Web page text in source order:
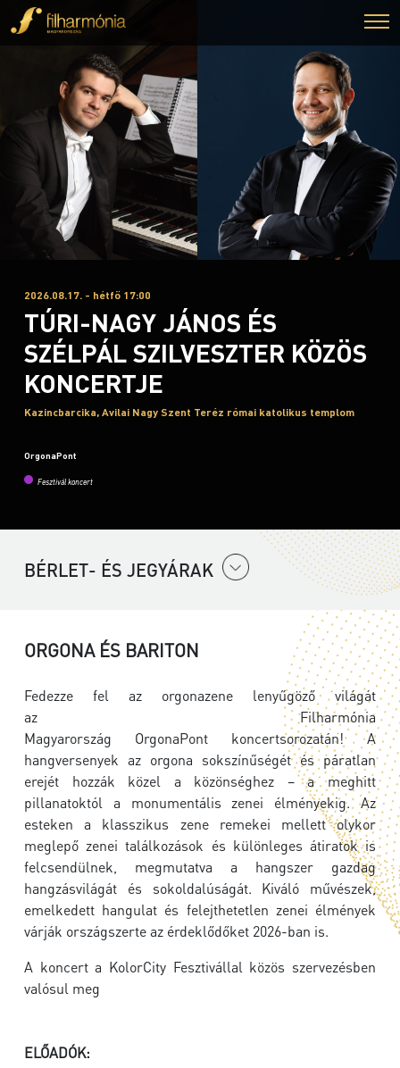
2026.08.17. - hétfő 17:00
TÚRI-NAGY JÁNOS ÉS
SZÉLPÁL SZILVESZTER KÖZÖS
KONCERTJE
Kazincbarcika, Avilai Nagy Szent Teréz római katolikus templom
OrgonaPont
Fesztivál koncert
BÉRLET- ÉS JEGYÁRAK
ORGONA ÉS BARITON
Fedezze fel az orgonazene lenyűgöző világát
azFilharmónia
Magyarország OrgonaPont koncertsorozatán! A
hangversenyek az orgona sokszínűségét és páratlan
erejét hozzák közel a közönséghez – a meghitt
pillanatoktól a monumentális zenei élményekig. Az
esteken a klasszikus zene remekei mellett olykor
meglepő zenei találkozások és különleges átiratok is
felcsendülnek, megmutatva a hangszer gazdag
hangzásvilágát és sokoldalúságát. Kiváló művészek,
emelkedett hangulat és felejthetetlen zenei élmények
várják országszerte az érdeklődőket 2026-ban is.
A koncert a KolorCity Fesztivállal közös szervezésben
valósul meg
ELŐADÓK: